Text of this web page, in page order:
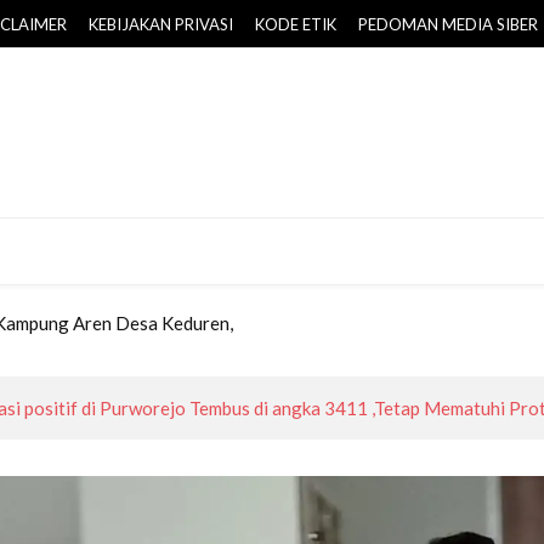
KEBIJAKAN PRIVASI KODE ETIK PEDOMAN MEDIA SIBER
Aren Desa Keduren,
Bupati Purworejo Kukuhkan Pengurus Kopwan Srikandi
positif di Purworejo Tembus di angka 3411 ,Tetap Mematuhi